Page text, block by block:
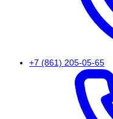
+7 (861) 205-05-65